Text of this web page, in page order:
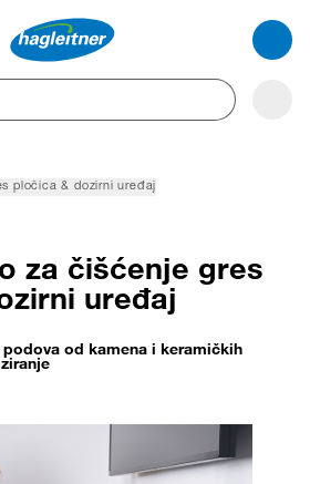
pločica & dozirni uređaj
za čišćenje gres
uređaj
od kamena i keramičkih